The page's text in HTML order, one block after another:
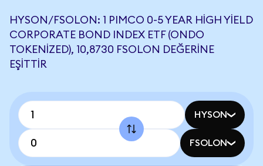
HYSON/FSOLON: 1 PIMCO 0-5 YEAR HIGH YIELD
CORPORATE BOND INDEX ETF (ONDO
TOKENIZED), 10,8730 FSOLON DEĞERINE
EŞITTIR
HYSON
FSOLON